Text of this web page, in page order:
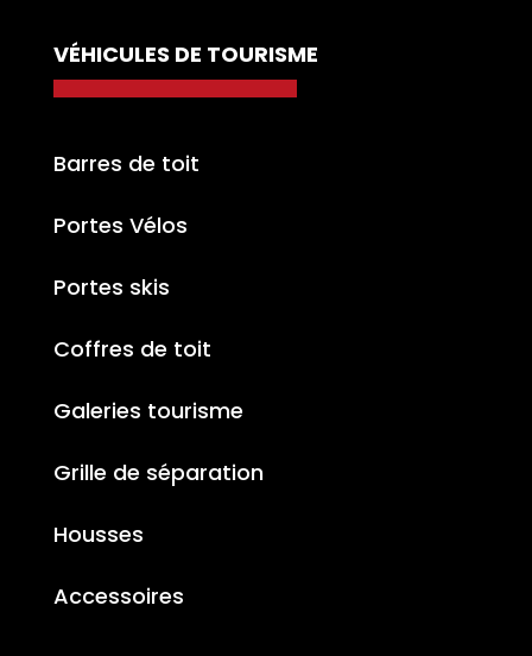
VÉHICULES DE TOURISME
Barres de toit
Portes Vélos
Portes skis
Coffres de toit
Galeries tourisme
Grille de séparation
Housses
Accessoires